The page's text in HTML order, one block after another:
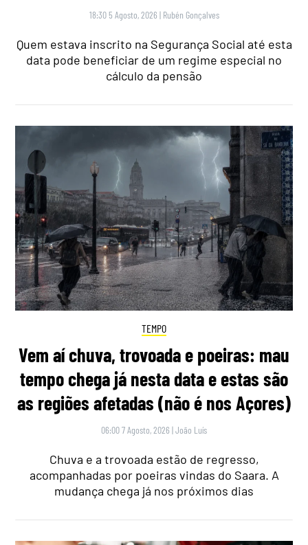
18:30 5 Agosto, 2026 | Rubén Gonçalves
Quem estava inscrito na Segurança Social até esta
data pode beneficiar de um regime especial no
cálculo da pensão
TEMPO
Vem aí chuva, trovoada e poeiras: mau
tempo chega já nesta data e estas são
as regiões afetadas (não é nos Açores)
06:00 7 Agosto, 2026 |João Luís
Chuva e a trovoada estão de regresso,
acompanhadas por poeiras vindas do Saara. A
mudança chega já nos próximos dias